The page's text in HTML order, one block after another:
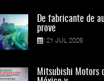
Inversión Fija Bruta
repunta,
21 JUL 2026
Rodrigo Molina gana
De fabricante de
prove
21 JUL 2026
Mitsubishi Motors